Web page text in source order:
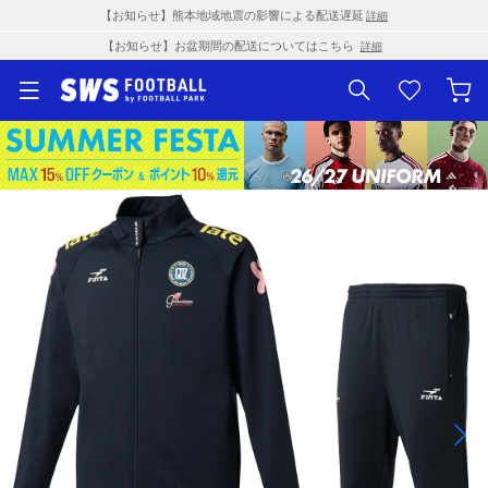
【お知らせ】熊本地域地震の影響による配送遅延 詳細
【お知らせ】お盆期間の配送についてはこちら 詳細